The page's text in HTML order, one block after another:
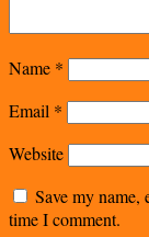
Name *
Email *
Website
Save my name,
time I comment.